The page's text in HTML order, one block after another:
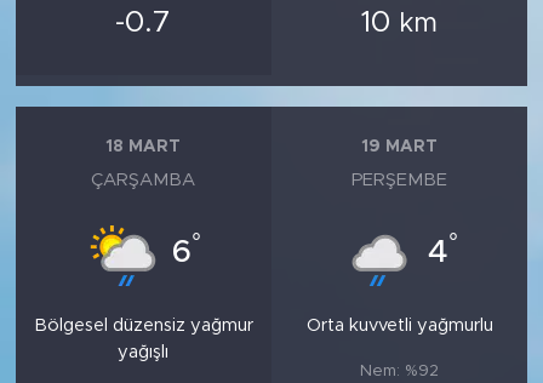
-0.7 10 km
18 MART
ÇARŞAMBA
6°
Bölgesel düzensiz yağmur
yağışlı
19 MART
PERŞEMBE
4°
Orta kuvvetli yağmurlu
Nem: %92